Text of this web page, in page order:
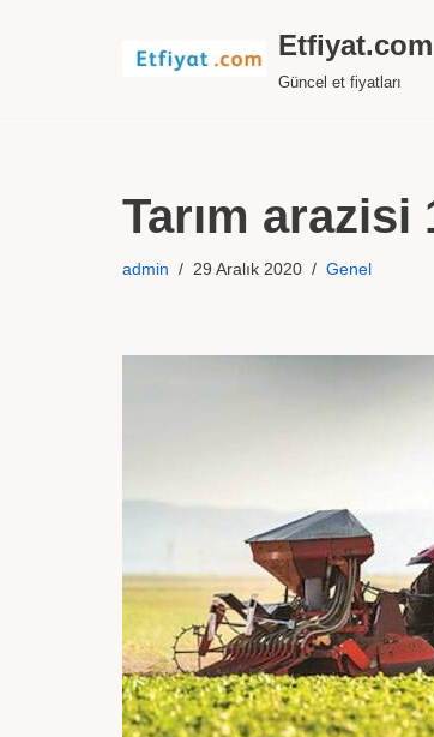
Etfiyat.com
Güncel et fiyatları
Tarım
admin 29 Aralık 2020 Genel